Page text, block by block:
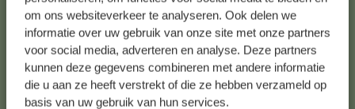
om ons websiteverkeer te analyseren. Ook delen we
informatie over uw gebruik van onze site met onze partners
voor social media, adverteren en analyse. Deze partners
kunnen deze gegevens combineren met andere informatie
die u aan ze heeft verstrekt of die ze hebben verzameld op
basis van uw gebruik van hun services.
Voir les 62 magasins
Service clientèle